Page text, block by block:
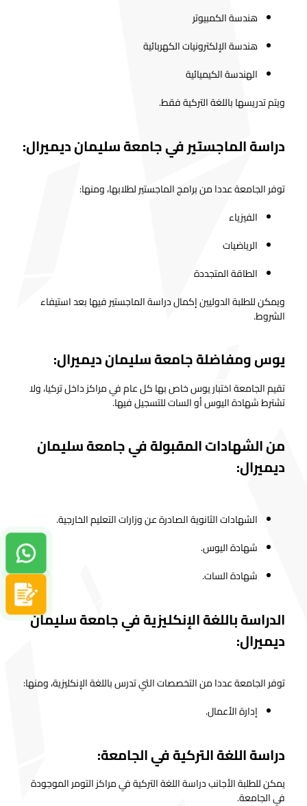
هندسة الكمبيوتر
هندسة الإلكترونيات الكهربائية
الهندسة الكيميائية
ويتم تدريسها باللغة التركية فقط.
دراسة الماجستير في جامعة سليمان ديميرال:
توفر الجامعة عددا من برامج الماجستير لطلابها، ومنها:
الفيزياء
الرياضيات
الطاقة المتجددة
ويمكن للطلبة الدوليين إكمال دراسة الماجستير فيها بعد استيفاء
الشروط.
يوس ومفاضلة جامعة سليمان ديميرال:
تقيم الجامعة اختبار يوس خاص بها كل عام في مراكز داخل تركيا، ولا
تشترط شهادة اليوس أو السات للتسجيل فيها.
من الشهادات المقبولة في جامعة سليمان
ديميرال:
الشهادات الثانوية الصادرة عن وزارات التعليم الخارجية.
شهادة اليوس.
شهادة السات.
الدراسة باللغة الإنكليزية في جامعة سليمان
ديميرال:
توفر الجامعة عددا من التخصصات التي تدرس باللغة الإنكليزية، ومنها:
إدارة الأعمال.
دراسة اللغة التركية في الجامعة:
يمكن للطلبة الأجانب دراسة اللغة التركية في مراكز التومر الموجودة
في الجامعة.
سجل الآن